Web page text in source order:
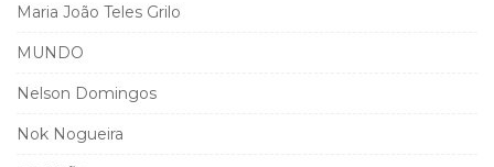
Maria João Teles Grilo
MUNDO
Nelson Domingos
Nok Nogueira